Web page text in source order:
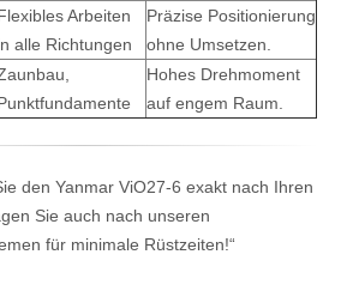
Arbeiten
alle Richtungen
Präzise Positionierung
ohne Umsetzen.
Hohes Drehmoment
auf engem Raum.
den Yanmar ViO27-6 exakt nach Ihren
Sie auch nach unseren
für minimale Rüstzeiten!“